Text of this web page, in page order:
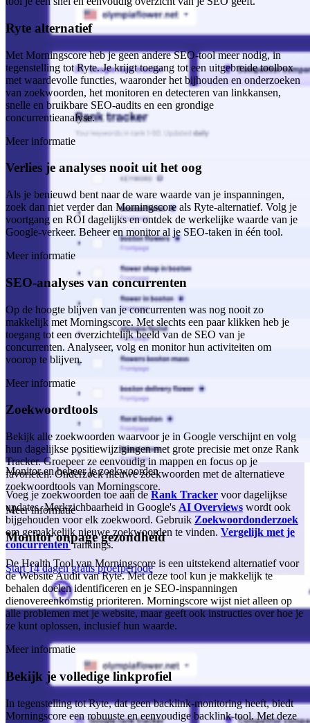
Monitor en beheer je zoekwoorden
Voeg je zoekwoorden toe aan de Rank Tracker voor dagelijkse
updates. Merkzichbaarheid in Google's AI Overviews wordt ook
bijgehouden voor elk zoekwoord. Gebruik Zoekwoordonderzoek
om gemakkelijk nieuwe zoekwoorden te vinden. Vergelijk met je
concurrenten'rankings.
Start 14 dagen gratis proefperiode
Ryte alternatief
Met Morningscore heb je geen andere SEO-tool meer nodig, in
tegenstelling tot Ryte. Je krijgt toegang tot een uitgebreide toolbox
met waardevolle functies, waaronder het bijhouden en onderzoeken
van zoekwoorden, het monitoren en detecteren van linkkansen,
snelle en bruikbare SEO-audits en een grondige
concurrentieanalyse.
Meer informatie
Verlies je analyses nooit uit het oog
Als je benieuwd bent naar de ware waarde van je inspanningen,
zoek dan niet verder dan Morningscore als Ryte-alternatief. Volg je
voortgang en ROI dagelijks en ontdek de werkelijke waarde van je
Google-verkeer. Beheer en monitor al je SEO-taken in één tool.
Meer informatie
SEO-analyses van concurrenten
Op de hoogte blijven van je concurrenten was nog nooit zo
makkelijk met Morningscore. Met slechts een paar klikken heb je
toegang tot een overzichtelijk beeld van de SEO van je
concurrenten. Analyseer, volg en monitor hun activiteiten om
voorop te blijven.
Meer informatie
Zoekwoordtools
Bekijk alle zoekwoorden waarvoor je in Google verschijnt en volg
hun dagelijkse positiewijzigingen met grote precisie met onze Rank
Tracker. Groepeer ze eenvoudig in mappen en focus op je
favorieten. Onderzoek nieuwe zoekwoorden met de alternatieve
zoekwoordtools van Morningscore.
Meer informatie
Monitor onpage gezondheid
De Health Tool van Morningscore is een uitstekend alternatief voor
de Website Audit van Ryte. Met deze tool kun je makkelijk te
behalen doelen identificeren en je SEO-inspanningen
dienovereenkomstig prioriteren. Morningscore wijst niet alleen op
alle problemen met je website, maar geeft ook instructies over hoe je
ze kunt oplossen, inclusief hun waarde.
Meer informatie
Bekijk je volledige linkprofiel
In tegenstelling tot Ryte, dat geen backlink-monitoring heeft, biedt
Morningscore een robuuste en eenvoudige backlink-tool. Met deze